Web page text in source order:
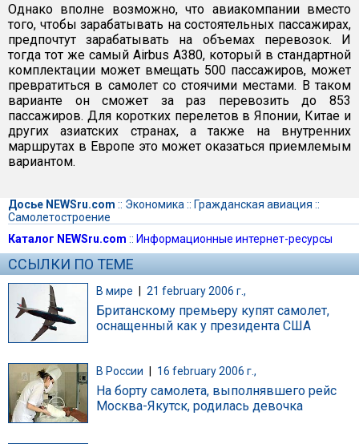
Однако вполне возможно, что авиакомпании вместо
того, чтобы зарабатывать на состоятельных пассажирах,
предпочтут зарабатывать на объемах перевозок. И
тогда тот же самый Airbus A380, который в стандартной
комплектации может вмещать 500 пассажиров, может
превратиться в самолет со стоячими местами. В таком
варианте он сможет за раз перевозить до 853
пассажиров. Для коротких перелетов в Японии, Китае и
других азиатских странах, а также на внутренних
маршрутах в Европе это может оказаться приемлемым
вариантом.
Досье NEWSru.com :: Экономика :: Гражданская авиация ::
Самолетостроение
Каталог NEWSru.com :: Информационные интернет-ресурсы
ССЫЛКИ ПО ТЕМЕ
В мире | 21 february 2006 г.,
Британскому премьеру купят самолет,
оснащенный как у президента США
В России 16 february 2006 г.,
На борту самолета, выполнявшего рейс
Москва-Якутск, родилась девочка